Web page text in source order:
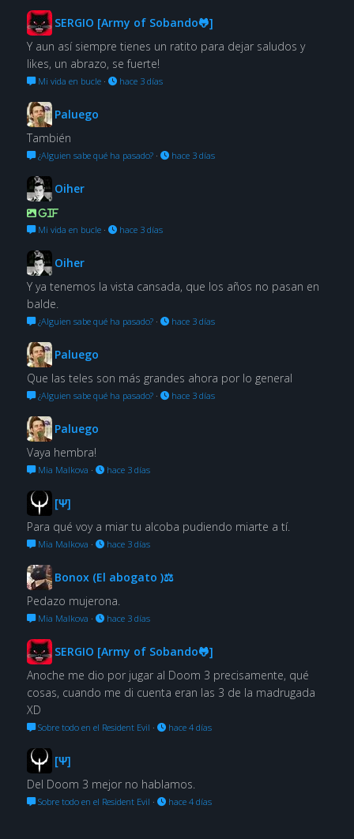
SERGIO [Army of Sobando🐸]
Y aun así siempre tienes un ratito para dejar saludos y
likes, un abrazo, se fuerte!
Mi vida en bucle· hace 3 días
Paluego
También
¿Alguien sabe qué ha pasado?· hace 3 días
Oiher
GIF
Mi vida en bucle· hace 3 días
Oiher
Y ya tenemos la vista cansada, que los años no pasan en
balde.
¿Alguien sabe qué ha pasado?· hace 3 días
Paluego
Que las teles son más grandes ahora por lo general
¿Alguien sabe qué ha pasado?· hace 3 días
Paluego
Vaya hembra!
Mia Malkova · hace 3 días
[Ψ]
Para qué voy a miar tu alcoba pudiendo miarte a tí.
Mia Malkova · hace 3 días
Bonox (El abogato )⚖
Pedazo mujerona.
Mia Malkova · hace 3 días
SERGIO [Army of Sobando🐸]
Anoche me dio por jugar al Doom 3 precisamente, qué
cosas, cuando me di cuenta eran las 3 de la madrugada
XD
Sobre todo en el Resident Evil · hace 4 días
[Ψ]
Del Doom 3 mejor no hablamos.
Sobre todo en el Resident Evil · hace 4 días